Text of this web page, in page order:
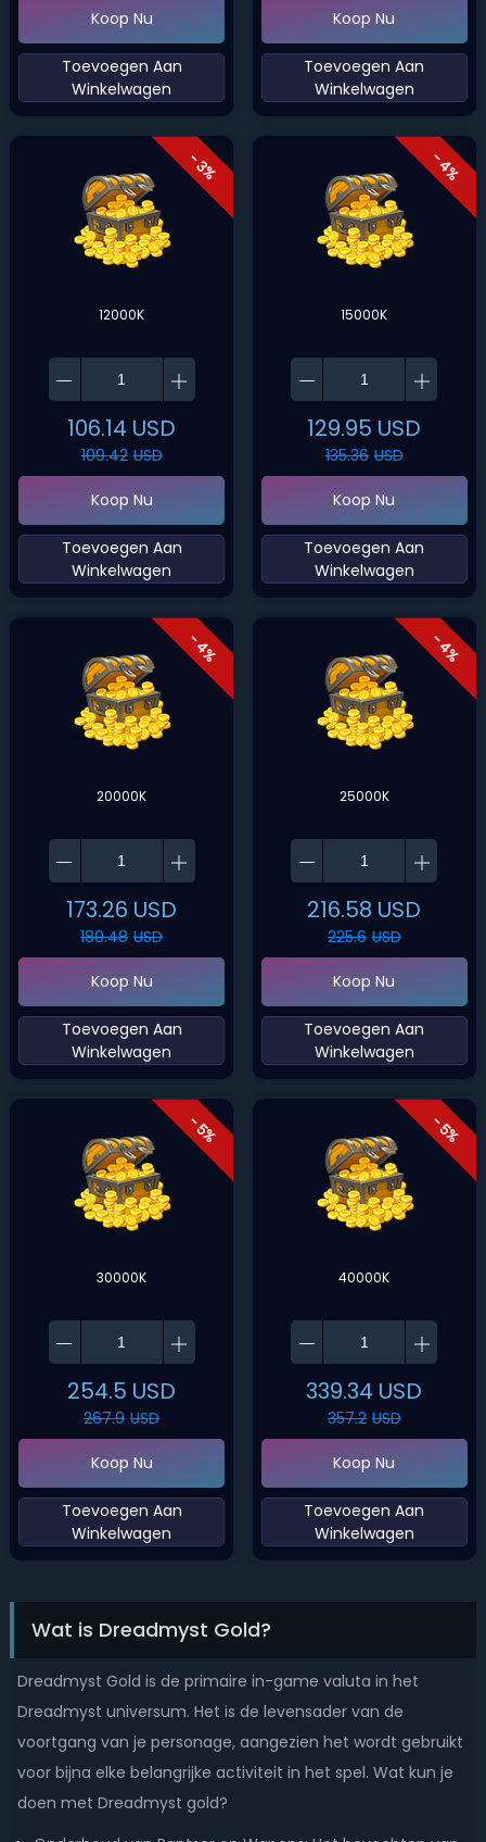
Koop Nu
‌Toevoegen Aan
Winkelwagen‌
Koop Nu
‌Toevoegen Aan
Winkelwagen‌
- 3%
12000K
106.14 USD
109.42 USD
Koop Nu
‌Toevoegen Aan
Winkelwagen‌
- 4%
15000K
129.95 USD
135.36 USD
Koop Nu
‌Toevoegen Aan
Winkelwagen‌
- 4%
20000K
173.26 USD
180.48 USD
Koop Nu
‌Toevoegen Aan
Winkelwagen‌
- 4%
25000K
216.58 USD
225.6 USD
Koop Nu
‌Toevoegen Aan
Winkelwagen‌
- 5%
30000K
254.5 USD
267.9 USD
Koop Nu
‌Toevoegen Aan
Winkelwagen‌
- 5%
40000K
339.34 USD
357.2 USD
Koop Nu
‌Toevoegen Aan
Winkelwagen‌
Wat is Dreadmyst Gold?
Dreadmyst Gold is de primaire in-game valuta in het
Dreadmyst universum. Het is de levensader van de
voortgang van je personage, aangezien het wordt gebruikt
voor bijna elke belangrijke activiteit in het spel. Wat kun je
doen met Dreadmyst gold?